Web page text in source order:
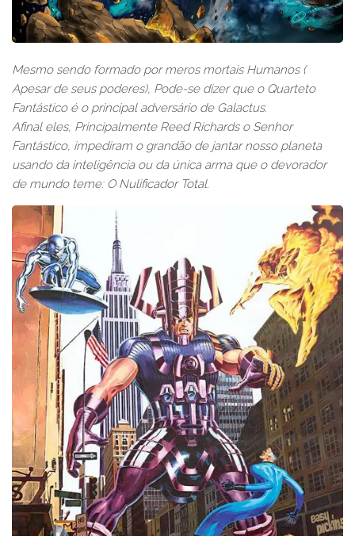
Mesmo sendo formado por meros mortais Humanos (
Apesar de seus poderes), Pode-se dizer que o Quarteto
Fantástico é o principal adversário de Galactus.
Afinal eles, Principalmente Reed Richards o Senhor
Fantástico, impediram o grandão de jantar nosso planeta
usando da inteligência ou da única arma que o devorador
de mundo teme: O Nulificador Total.